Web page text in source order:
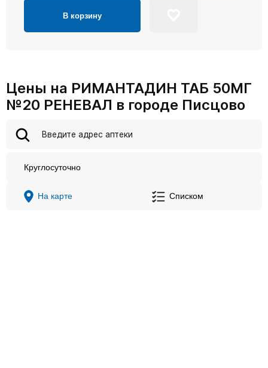
В корзину
Цены на РИМАНТАДИН ТАБ 50МГ
№20 РЕНЕВАЛ в городе Писцово
Круглосуточно
На карте Списком